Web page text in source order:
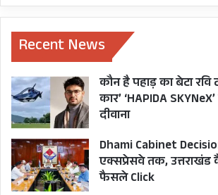
Recent News
कौन है पहाड़ का बेटा रवि
कार’ ‘HAPIDA
दीवाना
Dhami Cabinet
एक्सप्रेसवे तक,
फैसले Click